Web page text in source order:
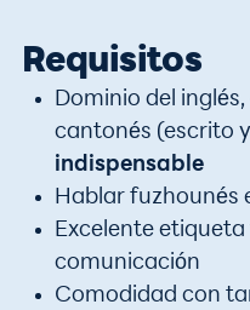
Requisitos
Dominio del
cantonés (escrito
indispensable
Hablar fuzhounés
Excelente
comunicación
Comodidad con